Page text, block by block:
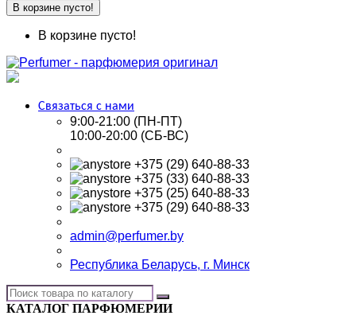
В корзине пусто!
В корзине пусто!
Связаться с нами
9:00-21:00 (ПН-ПТ)
10:00-20:00 (СБ-ВС)
+375 (29) 640-88-33
+375 (33) 640-88-33
+375 (25) 640-88-33
+375 (29) 640-88-33
admin@perfumer.by
Республика Беларусь, г. Минск
КАТАЛОГ ПАРФЮМЕРИИ